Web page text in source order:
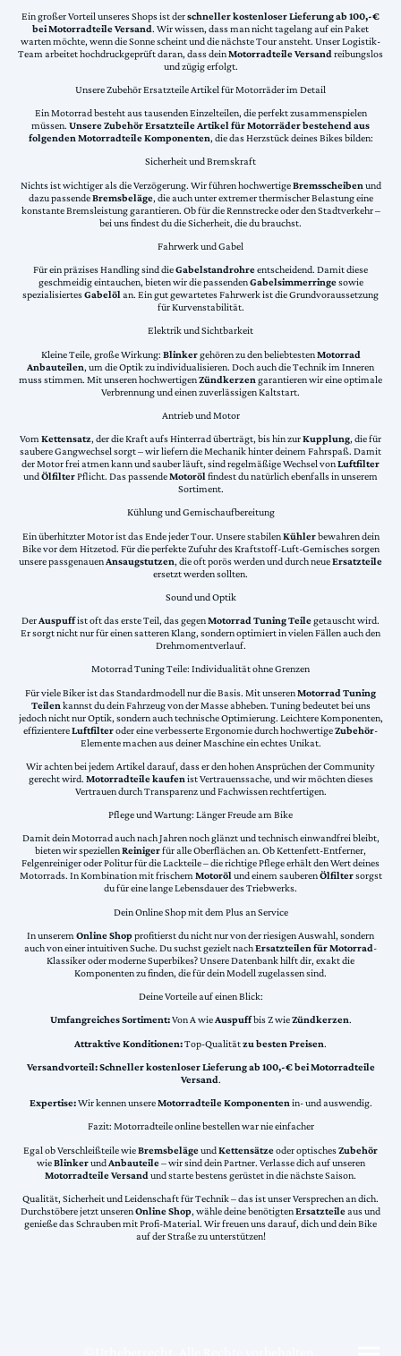
Ein großer Vorteil unseres Shops ist derschneller kostenloser Lieferung ab 100,-€
bei Motorradteile Versand. Wir wissen, dass man nicht tagelang auf ein Paket
warten möchte, wenn die Sonne scheint und die nächste Tour ansteht. Unser Logistik-
Team arbeitet hochdruckgeprüft daran, dass deinMotorradteile Versand reibungslos
und zügig erfolgt.
Unsere Zubehör Ersatzteile Artikel für Motorräder im Detail
Ein Motorrad besteht aus tausenden Einzelteilen, die perfekt zusammenspielen
müssen. Unsere Zubehör Ersatzteile Artikel für Motorräder bestehend aus
folgenden Motorradteile Komponenten, die das Herzstück deines Bikes bilden:
Sicherheit und Bremskraft
Nichts ist wichtiger als die Verzögerung. Wir führen hochwertigeBremsscheiben und
dazu passendeBremsbeläge, die auch unter extremer thermischer Belastung eine
konstante Bremsleistung garantieren. Ob für die Rennstrecke oder den Stadtverkehr –
bei uns findest du die Sicherheit, die du brauchst.
Fahrwerk und Gabel
Für ein präzises Handling sind dieGabelstandrohreentscheidend. Damit diese
geschmeidig eintauchen, bieten wir die passendenGabelsimmerringesowie
spezialisiertesGabelölan. Ein gut gewartetes Fahrwerk ist die Grundvoraussetzung
für Kurvenstabilität.
Elektrik und Sichtbarkeit
Kleine Teile, große Wirkung: Blinkergehören zu den beliebtestenMotorrad
Anbauteilen, um die Optik zu individualisieren. Doch auch die Technik im Inneren
muss stimmen. Mit unseren hochwertigenZündkerzen garantieren wir eine optimale
Verbrennung und einen zuverlässigen Kaltstart.
Antrieb und Motor
VomKettensatz, der die Kraft aufs Hinterrad überträgt, bis hin zurKupplung, die für
saubere Gangwechsel sorgt – wir liefern die Mechanik hinter deinem Fahrspaß. Damit
der Motor frei atmen kann und sauber läuft, sind regelmäßige Wechsel vonLuftfilter
undÖlfilterPflicht. Das passendeMotorölfindest du natürlich ebenfalls in unserem
Sortiment.
Kühlung und Gemischaufbereitung
Ein überhitzter Motor ist das Ende jeder Tour. Unsere stabilenKühlerbewahren dein
Bike vor dem Hitzetod. Für die perfekte Zufuhr des Kraftstoff-Luft-Gemisches sorgen
unsere passgenauenAnsaugstutzen, die oft porös werden und durch neueErsatzteile
ersetzt werden sollten.
Sound und Optik
DerAuspuffist oft das erste Teil, das gegenMotorrad Tuning Teilegetauscht wird.
Er sorgt nicht nur für einen satteren Klang, sondern optimiert in vielen Fällen auch den
Drehmomentverlauf.
Motorrad Tuning Teile: Individualität ohne Grenzen
Für viele Biker ist das Standardmodell nur die Basis. Mit unserenMotorrad Tuning
Teilen kannst du dein Fahrzeug von der Masse abheben. Tuning bedeutet bei uns
jedoch nicht nur Optik, sondern auch technische Optimierung. Leichtere Komponenten,
effizientereLuftfilteroder eine verbesserte Ergonomie durch hochwertigeZubehör-
Elemente machen aus deiner Maschine ein echtes Unikat.
Wir achten bei jedem Artikel darauf, dass er den hohen Ansprüchen der Community
gerecht wird. Motorradteile kaufen ist Vertrauenssache, und wir möchten dieses
Vertrauen durch Transparenz und Fachwissen rechtfertigen.
Pflege und Wartung: Länger Freude am Bike
Damit dein Motorrad auch nach Jahren noch glänzt und technisch einwandfrei bleibt,
bieten wir speziellenReinigerfür alle Oberflächen an. Ob Kettenfett-Entferner,
Felgenreiniger oder Politur für die Lackteile – die richtige Pflege erhält den Wert deines
Motorrads. In Kombination mit frischemMotorölund einem sauberenÖlfiltersorgst
du für eine lange Lebensdauer des Triebwerks.
Dein Online Shop mit dem Plus an Service
In unserem Online Shopprofitierst du nicht nur von der riesigen Auswahl, sondern
auch von einer intuitiven Suche. Du suchst gezielt nachErsatzteilen für Motorrad-
Klassiker oder moderne Superbikes? Unsere Datenbank hilft dir, exakt die
Komponenten zu finden, die für dein Modell zugelassen sind.
Deine Vorteile auf einen Blick:
Umfangreiches Sortiment:Von A wieAuspuffbis Z wieZündkerzen.
Attraktive Konditionen:Top-Qualitätzu besten Preisen.
Versandvorteil:Schneller kostenloser Lieferung ab 100,-€ bei Motorradteile
Versand.
Expertise:Wir kennen unsereMotorradteile Komponentenin- und auswendig.
Fazit: Motorradteile online bestellen war nie einfacher
Egal ob Verschleißteile wieBremsbelägeundKettensätzeoder optischesZubehör
wieBlinkerundAnbauteile– wir sind dein Partner. Verlasse dich auf unseren
Motorradteile Versand und starte bestens gerüstet in die nächste Saison.
Qualität, Sicherheit und Leidenschaft für Technik – das ist unser Versprechen an dich.
Durchstöbere jetzt unserenOnline Shop, wähle deine benötigtenErsatzteileaus und
genieße das Schrauben mit Profi-Material. Wir freuen uns darauf, dich und dein Bike
auf der Straße zu unterstützen!